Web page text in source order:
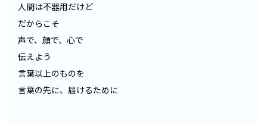
人間は不器用だけど
だからこそ
声で、顔で、心で
伝えよう
言葉以上のものを
言葉の先に、届けるために